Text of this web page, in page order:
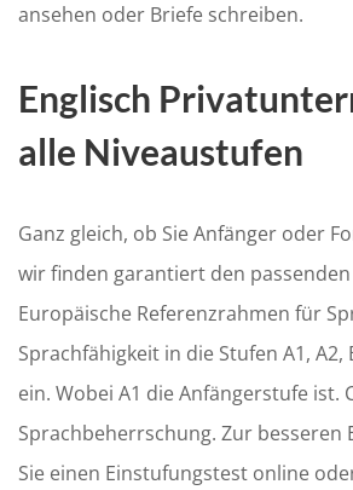
ansehen oder Briefe schreiben.
Englisch
alle Niveaustufen
Ganz gleich, ob Sie Anfänger oder
wir finden garantiert den
Europäische Referenzrahmen für
Sprachfähigkeit in die Stufen A1, A2,
ein. Wobei A1 die Anfängerstufe ist.
Sprachbeherrschung. Zur besseren
Sie einen Einstufungstest online